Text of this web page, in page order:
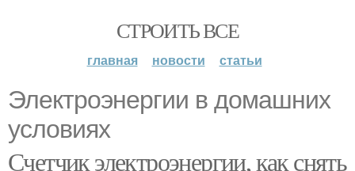
СТРОИТЬ ВСЕ
главная новости статьи
Электроэнергии в домашних
условиях
Счетчик электроэнергии, как снять